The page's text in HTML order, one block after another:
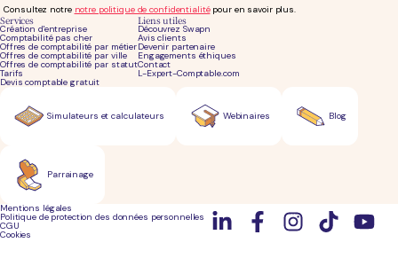
Services
Création d'entreprise
Comptabilité pas cher
Offres de comptabilité par métier
Offres de comptabilité par ville
Offres de comptabilité par statut
Tarifs
Devis comptable gratuit
Liens utiles
Découvrez Swapn
Avis clients
Devenir partenaire
Engagements éthiques
Contact
L-Expert-Comptable.com
Consultez notre notre politique de confidentialitépour en savoir plus.
Simulateurs et calculateurs Blog
Parrainage
Webinaires
Mentions légales
Politique de protection des données personnelles
CGU
Cookies